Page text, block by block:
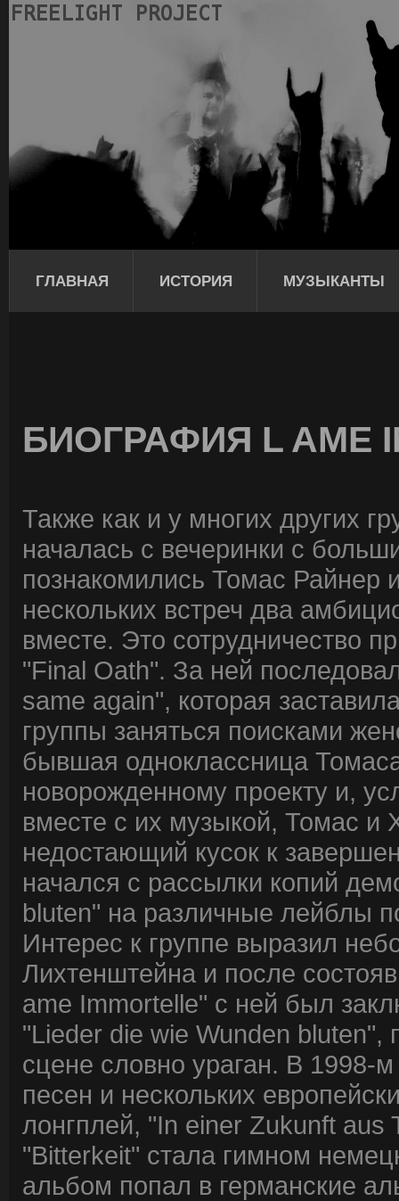
ГЛАВНАЯ ИСТОРИЯ МУЗЫКАНТЫ
БИОГРАФИЯ L AME
Также как и у многих других
началась с вечеринки с
познакомились Томас Райнер
нескольких встреч два
вместе. Это сотрудничество
"Final Oath". За ней
same again", которая
группы заняться поисками
бывшая одноклассница
новорожденному проекту и,
вместе с их музыкой, Томас и
недостающий кусок к
начался с рассылки копий
bluten" на различные лейблы
Интерес к группе выразил
Лихтенштейна и после
ame Immortelle" с ней был
"Lieder die wie Wunden
сцене словно ураган. В 1998-
песен и нескольких
лонгплей, "In einer Zukunft
"Bitterkeit" стала гимном
альбом попал в германские